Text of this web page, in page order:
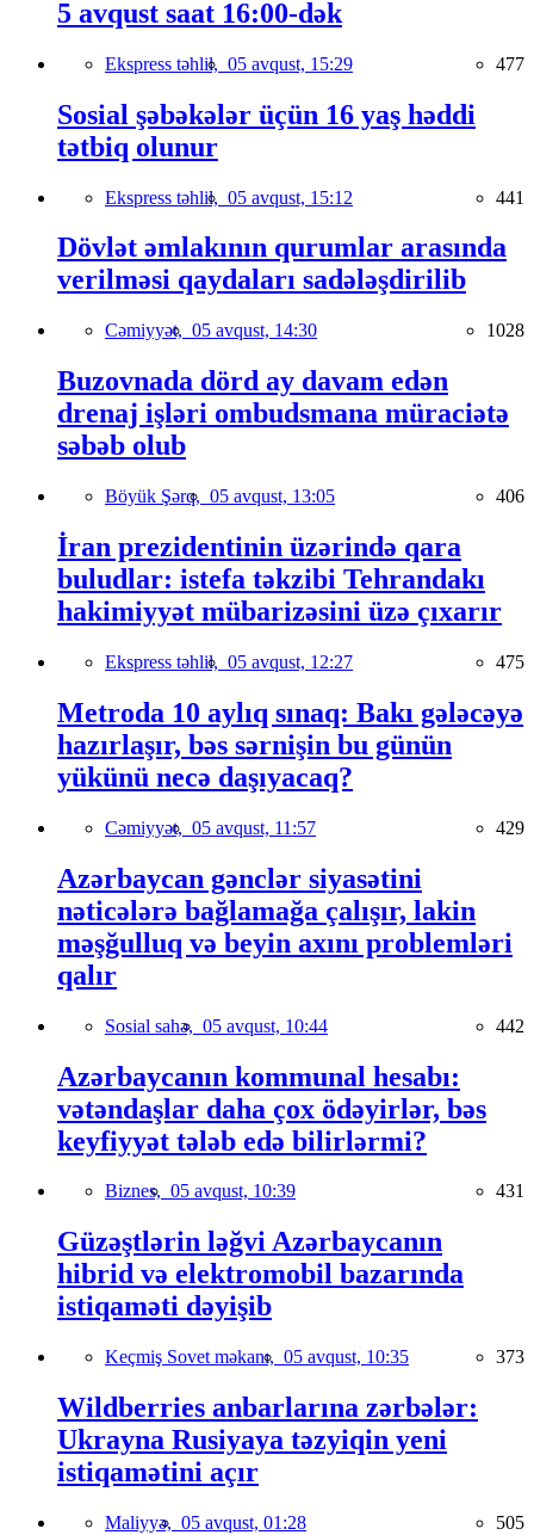
5 avqust saat 16:00-dək
Ekspress təhlil, 05 avqust, 15:29 477
Sosial şəbəkələr üçün 16 yaş həddi
tətbiq olunur
Ekspress təhlil, 05 avqust, 15:12 441
Dövlət əmlakının qurumlar arasında
verilməsi qaydaları sadələşdirilib
Cəmiyyət, 05 avqust, 14:30 1028
Buzovnada dörd ay davam edən
drenaj işləri ombudsmana müraciətə
səbəb olub
Böyük Şərq, 05 avqust, 13:05 406
İran prezidentinin üzərində qara
buludlar: istefa təkzibi Tehrandakı
hakimiyyət mübarizəsini üzə çıxarır
Ekspress təhlil, 05 avqust, 12:27 475
Metroda 10 aylıq sınaq: Bakı gələcəyə
hazırlaşır, bəs sərnişin bu günün
yükünü necə daşıyacaq?
Cəmiyyət, 05 avqust, 11:57 429
Azərbaycan gənclər siyasətini
nəticələrə bağlamağa çalışır, lakin
məşğulluq və beyin axını problemləri
qalır
Sosial sahə, 05 avqust, 10:44 442
Azərbaycanın kommunal hesabı:
vətəndaşlar daha çox ödəyirlər, bəs
keyfiyyət tələb edə bilirlərmi?
Biznes, 05 avqust, 10:39 431
Güzəştlərin ləğvi Azərbaycanın
hibrid və elektromobil bazarında
istiqaməti dəyişib
Keçmiş Sovet məkanı, 05 avqust, 10:35 373
Wildberries anbarlarına zərbələr:
Ukrayna Rusiyaya təzyiqin yeni
istiqamətini açır
Maliyyə, 05 avqust, 01:28 505